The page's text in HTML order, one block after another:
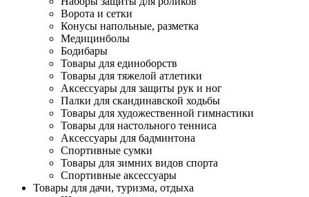
Ворота и сетки
Конусы напольные, разметка
Медицинболы
Бодибары
Товары для единоборств
Товары для тяжелой атлетики
Аксессуары для защиты рук и ног
Палки для скандинавской ходьбы
Товары для художественной гимнастики
Товары для настольного тенниса
Аксессуары для бадминтона
Спортивные сумки
Товары для зимних видов спорта
Спортивные аксессуары
Товары для дачи, туризма, отдыха